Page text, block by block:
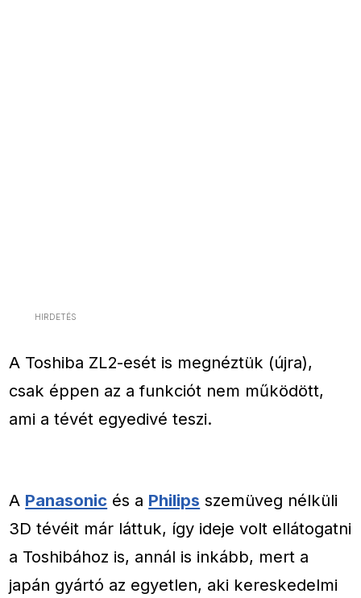
HIRDETÉS
A Toshiba ZL2-esét is megnéztük (újra),
csak éppen az a funkciót nem működött,
ami a tévét egyedivé teszi.
A Panasonic és a Philips szemüveg nélküli
3D tévéit már láttuk, így ideje volt ellátogatni
a Toshibához is, annál is inkább, mert a
japán gyártó az egyetlen, aki kereskedelmi